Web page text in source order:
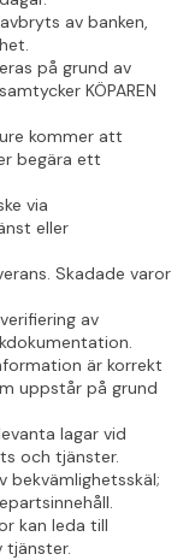
av banken,
på grund av
KÖPAREN
kommer att
begära ett
via
eller
Skadade varor
av
är korrekt
uppstår på grund
lagar vid
och tjänster.
bekvämlighetsskäl;
kan leda till
tjänster.